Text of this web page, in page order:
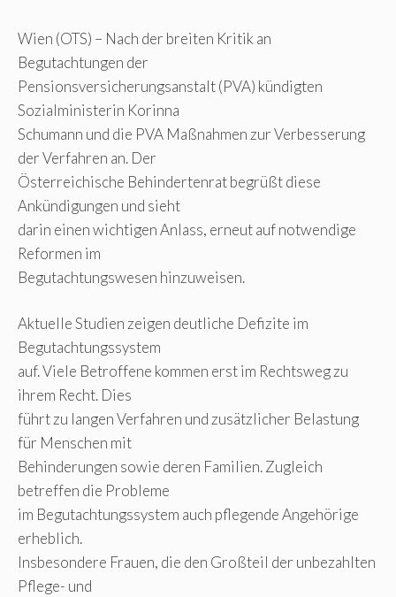
Wien (OTS) – Nach der breiten Kritik an
Begutachtungen der
Pensionsversicherungsanstalt (PVA) kündigten
Sozialministerin Korinna
Schumann und die PVA Maßnahmen zur Verbesserung
der Verfahren an. Der
Österreichische Behindertenrat begrüßt diese
Ankündigungen und sieht
darin einen wichtigen Anlass, erneut auf notwendige
Reformen im
Begutachtungswesen hinzuweisen.
Aktuelle Studien zeigen deutliche Defizite im
Begutachtungssystem
auf. Viele Betroffene kommen erst im Rechtsweg zu
ihrem Recht. Dies
führt zu langen Verfahren und zusätzlicher Belastung
für Menschen mit
Behinderungen sowie deren Familien. Zugleich
betreffen die Probleme
im Begutachtungssystem auch pflegende Angehörige
erheblich.
Insbesondere Frauen, die den Großteil der unbezahlten
Pflege- und